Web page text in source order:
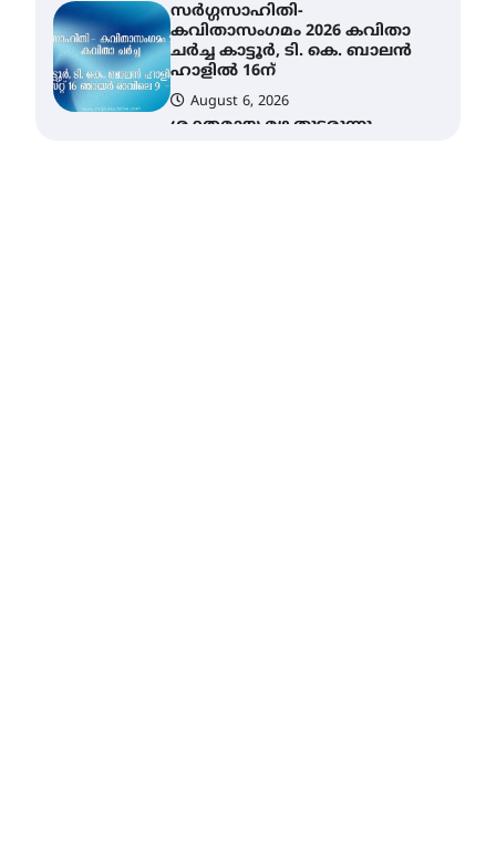
ശക്തമായ മഴ തുടരുന്നു –
തൃശൂർ ജില്ലയിൽ എല്ലാ
വിദ്യാഭ്യാസ
സ്ഥാപനങ്ങൾക്കും
ശനിയാഴ്ച അവധി
August 7, 2026